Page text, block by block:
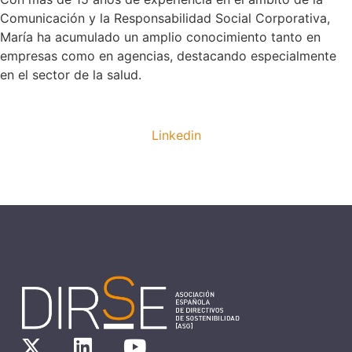
Comunicación y la Responsabilidad Social Corporativa,
María ha acumulado un amplio conocimiento tanto en
empresas como en agencias, destacando especialmente
en el sector de la salud.
Linkedin